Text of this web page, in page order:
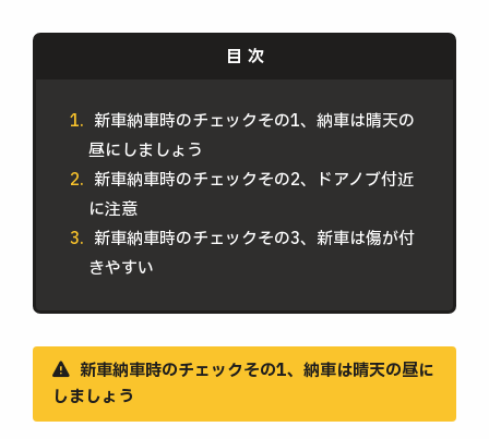
新車納車時のチェックその1、納車は晴天の
昼にしましょう
新車納車時のチェックその2、ドアノブ付近
に注意
新車納車時のチェックその3、新車は傷が付
きやすい
新車納車時のチェックその1、納車は晴天の昼に
しましょう